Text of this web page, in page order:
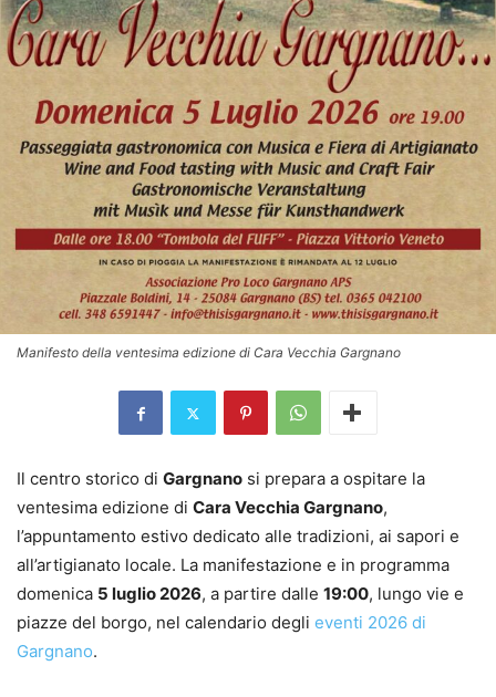
Manifesto della ventesima edizione di Cara Vecchia Gargnano
Il centro storico di Gargnano si prepara a ospitare la
ventesima edizione di Cara Vecchia Gargnano,
l’appuntamento estivo dedicato alle tradizioni, ai sapori e
all’artigianato locale. La manifestazione e in programma
domenica 5 luglio 2026, a partire dalle 19:00, lungo vie e
piazze del borgo, nel calendario degli eventi 2026 di
Gargnano.